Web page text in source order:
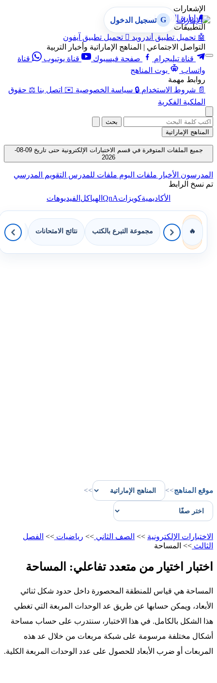
الإشعارات
🔔 إدارة الإشعارات
التطبيقات
🤖 تحميل تطبيق أندرويد  تحميل تطبيق آيفون
التواصل الاجتماعي | المناهج الإماراتية وأخبار التربية
قناة تيليجرام
صفحة فيسبوك قناة يوتيوب
قناة
واتساب
بوت المناهج
روابط مهمة
📄 شروط الاستخدام 🔒 سياسة الخصوصية ✉️ اتصل بنا ⚖️ حقوق
الملكية الفكرية
G تسجيل الدخول
بحث
المناهج الإماراتية
جميع الملفات المتوفرة في قسم الاختبارات الإلكترونية حتى تاريخ 09-08-
2026
المدرسون الأخبار ملفات اليوم ملفات للمدرس التقويم المدرسي
تم نسخ الرابط
الأكاديميةكويزاتQnAالهياكل الفيديوهات
🔥 مجموعة التبرع بالكتب نتائج الامتحانات
موقع المناهج>>
>>
الاختبارات الإلكترونية >> الصف الثاني >> رياضيات >> الفصل
الثالث >> المساحة
اختبار اختيار من متعدد تفاعلي: المساحة
المساحة هي قياس للمنطقة المحصورة داخل حدود شكل ثنائي
الأبعاد، ويمكن حسابها عن طريق عد الوحدات المربعة التي تغطي
هذا الشكل بالكامل. في هذا الاختبار، سنتدرب على حساب مساحة
أشكال مختلفة مرسومة على شبكة مربعات من خلال عد هذه
المربعات أو ضرب الأبعاد للحصول على عدد الوحدات المربعة الكلية.